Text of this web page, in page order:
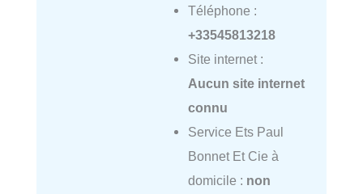
Téléphone :
+33545813218
Site internet :
Aucun site internet
connu
Service Ets Paul
Bonnet Et Cie à
domicile : non